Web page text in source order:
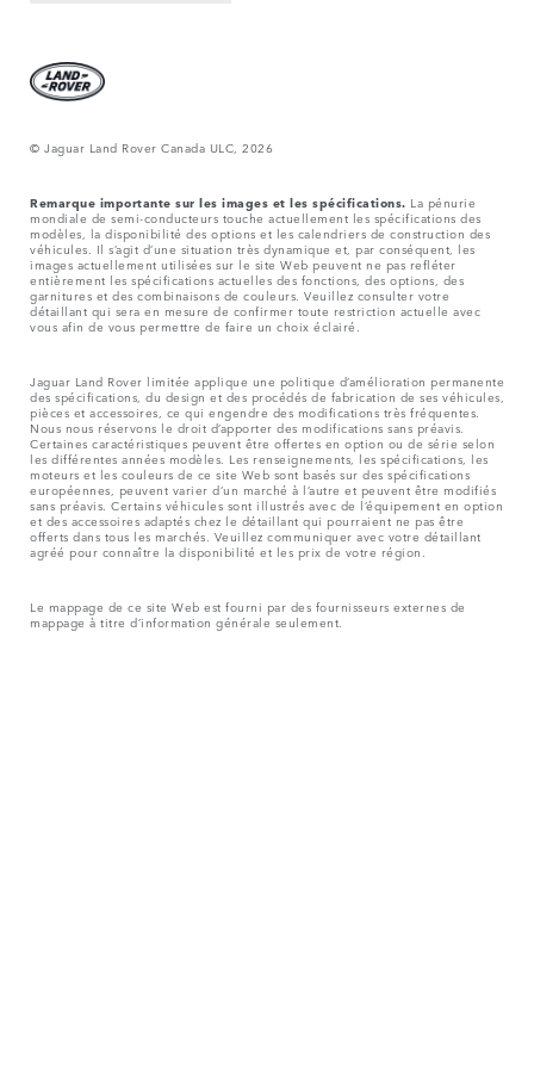
© Jaguar Land Rover Canada ULC, 2026
Remarque importante sur les images et les spécifications. La pénurie
mondiale de semi-conducteurs touche actuellement les spécifications des
modèles, la disponibilité des options et les calendriers de construction des
véhicules. Il s’agit d’une situation très dynamique et, par conséquent, les
images actuellement utilisées sur le site Web peuvent ne pas refléter
entièrement les spécifications actuelles des fonctions, des options, des
garnitures et des combinaisons de couleurs. Veuillez consulter votre
détaillant qui sera en mesure de confirmer toute restriction actuelle avec
vous afin de vous permettre de faire un choix éclairé.
Jaguar Land Rover limitée applique une politique d’amélioration permanente
des spécifications, du design et des procédés de fabrication de ses véhicules,
pièces et accessoires, ce qui engendre des modifications très fréquentes.
Nous nous réservons le droit d’apporter des modifications sans préavis.
Certaines caractéristiques peuvent être offertes en option ou de série selon
les différentes années modèles. Les renseignements, les spécifications, les
moteurs et les couleurs de ce site Web sont basés sur des spécifications
européennes, peuvent varier d’un marché à l’autre et peuvent être modifiés
sans préavis. Certains véhicules sont illustrés avec de l’équipement en option
et des accessoires adaptés chez le détaillant qui pourraient ne pas être
offerts dans tous les marchés. Veuillez communiquer avec votre détaillant
agréé pour connaître la disponibilité et les prix de votre région.
Le mappage de ce site Web est fourni par des fournisseurs externes de
mappage à titre d’information générale seulement.